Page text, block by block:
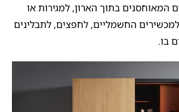
המאוחסנים בתוך הארון, למגירות או
החשמליים, לחפצים, לתבלינים
בו.